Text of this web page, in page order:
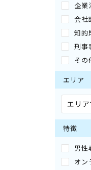
企業
会社
知的
刑事
その
エリア
エリ
特徴
男性
オン